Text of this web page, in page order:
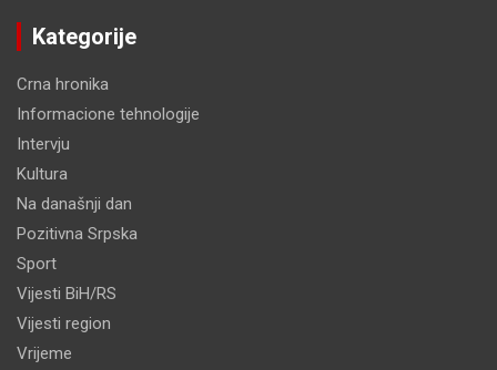
Kategorije
Crna hronika
Informacione tehnologije
Intervju
Kultura
Na današnji dan
Pozitivna Srpska
Sport
Vijesti BiH/RS
Vijesti region
Vrijeme